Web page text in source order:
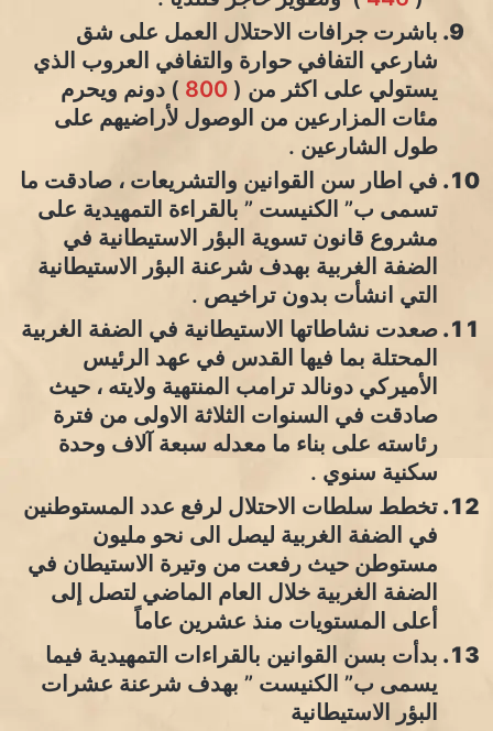
باشرت جرافات الاحتلال العمل على شق
شارعي التفافي حوارة والتفافي العروب الذي
يستولي على اكثر من ( 800 ) دونم ويحرم
مئات المزارعين من الوصول لأراضيهم على
طول الشارعين .
في اطار سن القوانين والتشريعات ، صادقت ما
تسمى ب” الكنيست ” بالقراءة التمهيدية على
مشروع قانون تسوية البؤر الاستيطانية في
الضفة الغربية بهدف شرعنة البؤر الاستيطانية
التي انشأت بدون تراخيص .
صعدت نشاطاتها الاستيطانية في الضفة الغربية
المحتلة بما فيها القدس في عهد الرئيس
الأميركي دونالد ترامب المنتهية ولايته ، حيث
صادقت في السنوات الثلاثة الاولى من فترة
رئاسته على بناء ما معدله سبعة آلاف وحدة
سكنية سنوي .
تخطط سلطات الاحتلال لرفع عدد المستوطنين
في الضفة الغربية ليصل الى نحو مليون
مستوطن حيث رفعت من وتيرة الاستيطان في
الضفة الغربية خلال العام الماضي لتصل إلى
أعلى المستويات منذ عشرين عاماً
بدأت بسن القوانين بالقراءات التمهيدية فيما
يسمى ب” الكنيست ” بهدف شرعنة عشرات
البؤر الاستيطانية